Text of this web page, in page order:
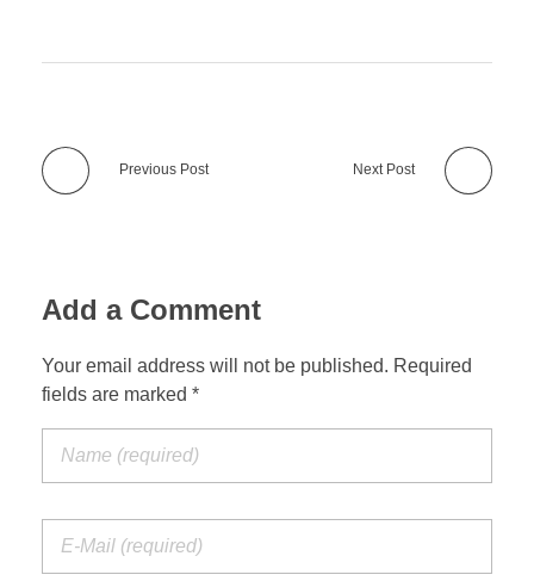
Previous Post Next Post
Add a Comment
Your email address will not be published. Required
fields are marked *